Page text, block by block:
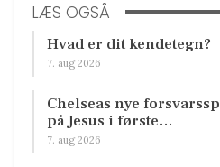
LÆS OGSÅ
Hvad er dit kendetegn?
7. aug 2026
Chelseas nye
på Jesus i første…
7. aug 2026